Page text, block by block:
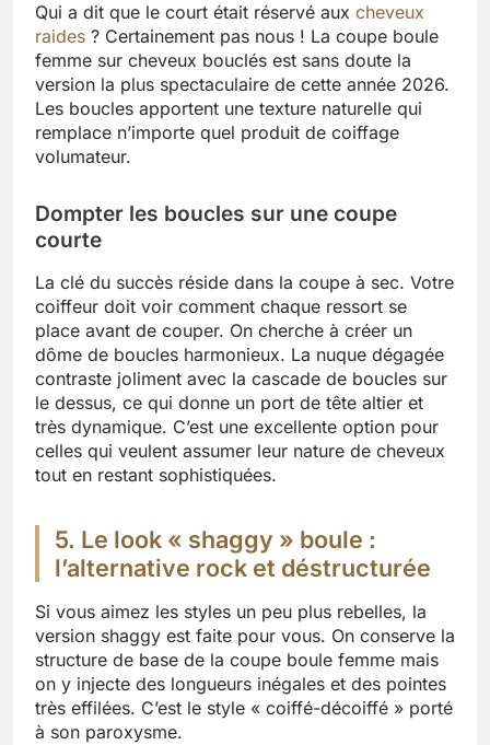
Qui a dit que le court était réservé aux cheveux
raides ? Certainement pas nous ! La coupe boule
femme sur cheveux bouclés est sans doute la
version la plus spectaculaire de cette année 2026.
Les boucles apportent une texture naturelle qui
remplace n’importe quel produit de coiffage
volumateur.
Dompter les boucles sur une coupe
courte
La clé du succès réside dans la coupe à sec. Votre
coiffeur doit voir comment chaque ressort se
place avant de couper. On cherche à créer un
dôme de boucles harmonieux. La nuque dégagée
contraste joliment avec la cascade de boucles sur
le dessus, ce qui donne un port de tête altier et
très dynamique. C’est une excellente option pour
celles qui veulent assumer leur nature de cheveux
tout en restant sophistiquées.
5. Le look « shaggy » boule :
l’alternative rock et déstructurée
Si vous aimez les styles un peu plus rebelles, la
version shaggy est faite pour vous. On conserve la
structure de base de la coupe boule femme mais
on y injecte des longueurs inégales et des pointes
très effilées. C’est le style « coiffé-décoiffé » porté
à son paroxysme.